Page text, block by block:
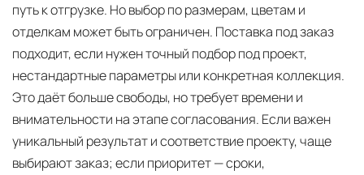
путь к отгрузке. Но выбор по размерам, цветам и
отделкам может быть ограничен. Поставка под заказ
подходит, если нужен точный подбор под проект,
нестандартные параметры или конкретная коллекция.
Это даёт больше свободы, но требует времени и
внимательности на этапе согласования. Если важен
уникальный результат и соответствие проекту, чаще
выбирают заказ; если приоритет — сроки,